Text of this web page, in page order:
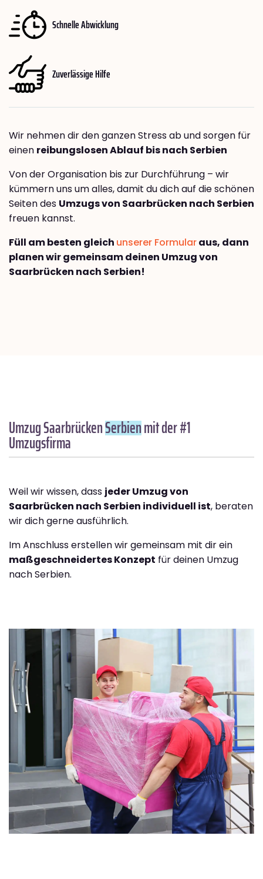
Schnelle Abwicklung
Zuverlässige Hilfe
Wir nehmen dir den ganzen Stress ab und sorgen für
einen reibungslosen Ablauf bis nach Serbien
Von der Organisation bis zur Durchführung – wir
kümmern uns um alles, damit du dich auf die schönen
Seiten des Umzugs von Saarbrücken nach Serbien
freuen kannst.
Füll am besten gleich unserer Formularaus, dann
planen wir gemeinsam deinen Umzug von
Saarbrücken nach Serbien!
Umzug SaarbrückenSerbienmit der #1
Umzugsfirma
Weil wir wissen, dass jeder Umzug von
Saarbrücken nach Serbien individuell ist, beraten
wir dich gerne ausführlich.
Im Anschluss erstellen wir gemeinsam mit dir ein
maßgeschneidertes Konzept für deinen Umzug
nach Serbien.